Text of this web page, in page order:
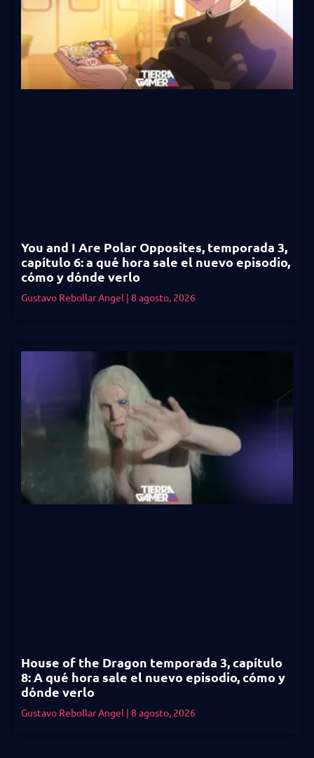
You and I Are Polar Opposites, temporada 3,
capítulo 6: a qué hora sale el nuevo episodio,
cómo y dónde verlo
Gustavo Rebollar Angel 8 agosto, 2026
House of the Dragon temporada 3, capítulo
8: A qué hora sale el nuevo episodio, cómo y
dónde verlo
Gustavo Rebollar Angel 8 agosto, 2026